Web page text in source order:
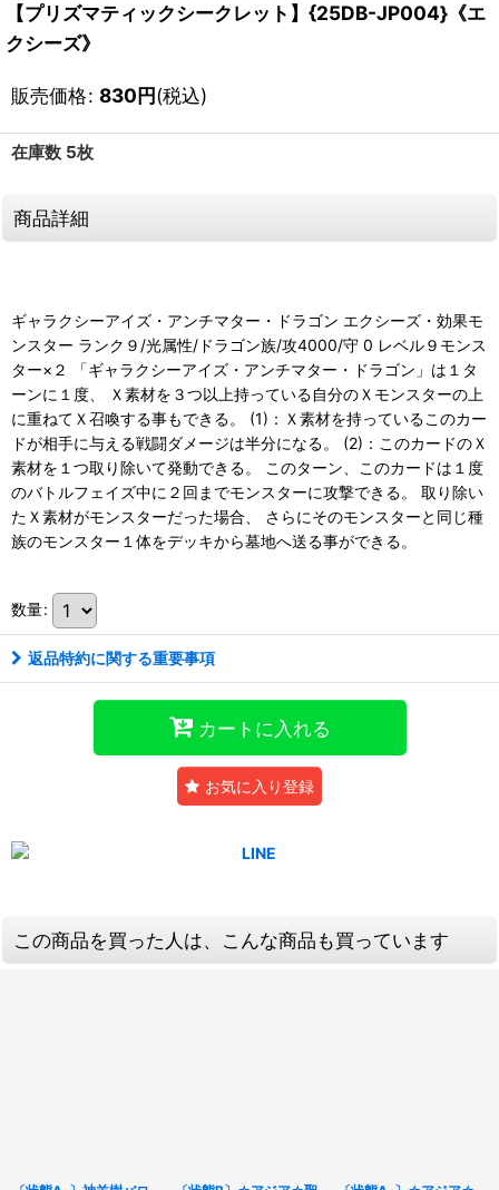
【プリズマティックシークレット】{25DB-JP004}《エ
クシーズ》
販売価格: 830円(税込)
在庫数 5枚
商品詳細
ギャラクシーアイズ・アンチマター・ドラゴン エクシーズ・効果モ
ンスター ランク９/光属性/ドラゴン族/攻4000/守 0 レベル９モンス
ター×２ 「ギャラクシーアイズ・アンチマター・ドラゴン」は１タ
ーンに１度、 Ｘ素材を３つ以上持っている自分のＸモンスターの上
に重ねてＸ召喚する事もできる。 (1)：Ｘ素材を持っているこのカー
ドが相手に与える戦闘ダメージは半分になる。 (2)：このカードのＸ
素材を１つ取り除いて発動できる。 このターン、このカードは１度
のバトルフェイズ中に２回までモンスターに攻撃できる。 取り除い
たＸ素材がモンスターだった場合、 さらにそのモンスターと同じ種
族のモンスター１体をデッキから墓地へ送る事ができる。
数量:
返品特約に関する重要事項
カートに入れる
お気に入り登録
この商品を買った人は、こんな商品も買っています